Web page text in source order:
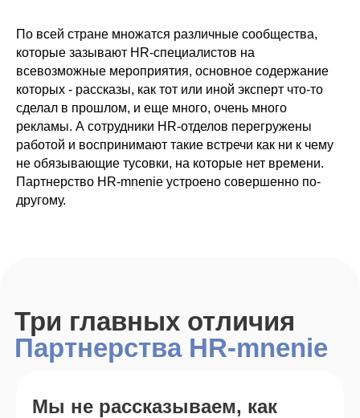
По всей стране множатся различные сообщества,
которые зазывают HR-специалистов на
всевозможные мероприятия, основное содержание
которых - рассказы, как тот или иной эксперт что-то
сделал в прошлом, и еще много, очень много
рекламы. А сотрудники HR-отделов перегружены
работой и воспринимают такие встречи как ни к чему
не обязывающие тусовки, на которые нет времени.
Партнерство HR-mnenie устроено совершенно по-
другому.
Три главных отличия
Партнерства HR-mnenie
Мы не рассказываем, как